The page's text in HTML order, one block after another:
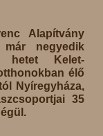
Alapítvány
már negyedik
Kelet-
élő
Nyíregyháza,
35